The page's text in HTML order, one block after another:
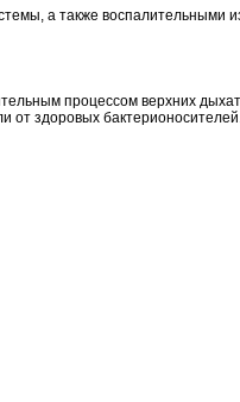
а также воспалительными
процессом верхних
здоровых